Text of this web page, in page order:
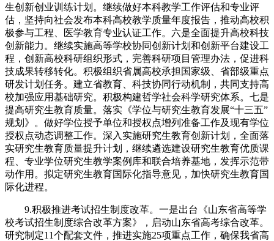
生创新创业训练计划。继续做好本科教学工作评估和专业评
估，坚持向社会发布本科高校教学质量年度报告，推动高校积
极参与工程、医学教育专业认证工作。六是全面提升高校科技
创新能力。继续实施高等学校协同创新计划和创新平台建设工
程，创新高校科研组织形式，完善科研项目管理办法，促进科
技成果转移转化。积极组织省属高校承担国家级、省部级重点
研发计划任务。建立省教育、科技协同行动机制，共同支持高
校加强应用基础研究。积极构建哲学社会科学研究体系。七是
提高研究生教育质量。落实《学位与研究生教育发展“十三五”
规划》。做好学位授予单位和授权点增列准备工作及现有学位
授权点动态调整工作。深入实施研究生教育创新计划，全面落
实研究生教育质量提升计划，继续遴选建设研究生教育优质课
程、专业学位研究生教学案例库和联合培养基地，发挥示范带
动作用。拟定研究生教育国际化指导意见，加快研究生教育国
际化进程。
9.积极推进考试招生制度改革。一是出台《山东省高等学
校考试招生制度综合改革方案》，启动山东省高考综合改革。
研究制定11个配套文件，推进实施25项重点工作，确保我省高